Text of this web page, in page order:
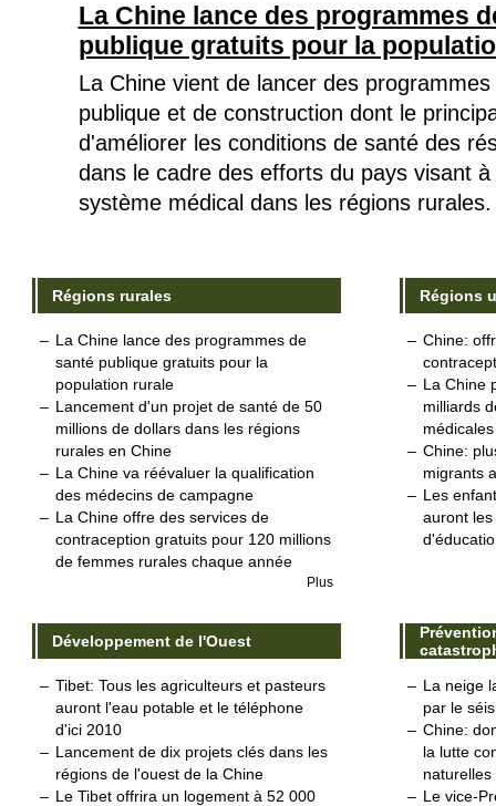
La Chine lance des programmes
publique gratuits pour la
La Chine vient de lancer des
publique et de construction dont le
d'améliorer les conditions de santé des
dans le cadre des efforts du pays visant
système médical dans les régions rurales.
Régions rurales
– La Chine lance des programmes de
santé publique gratuits pour la
population rurale
– Lancement d'un projet de santé de 50
millions de dollars dans les régions
rurales en Chine
– La Chine va réévaluer la qualification
des médecins de campagne
– La Chine offre des services de
contraception gratuits pour 120 millions
de femmes rurales chaque année
Plus
Régions
– Chine:
– La Chine
milliards
– Chine:
migrants
– Les
auront
Développement de l'Ouest
– Tibet: Tous les agriculteurs et pasteurs
auront l'eau potable et le téléphone
d'ici 2010
– Lancement de dix projets clés dans les
régions de l'ouest de la Chine
– Le Tibet offrira un logement à 52 000
– La neige
par le
– Chine:
la lutte
naturelles
– Le vice-